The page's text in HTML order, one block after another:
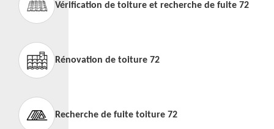
Vérification de toiture et recherche de fuite 72
Rénovation de toiture 72
Recherche de fuite toiture 72